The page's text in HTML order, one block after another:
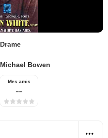
Drame
Michael Bowen
Mes amis
--